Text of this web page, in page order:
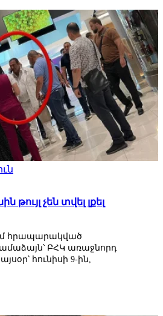
թույլ չեն տվել լքել
հրապարակված
ԲՀԿ առաջնորդ
հունիսի 9-ին,